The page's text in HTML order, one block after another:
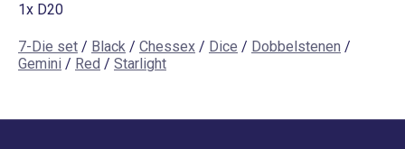
1x D20
7-Die set / Black / Chessex / Dice / Dobbelstenen /
Gemini / Red / Starlight